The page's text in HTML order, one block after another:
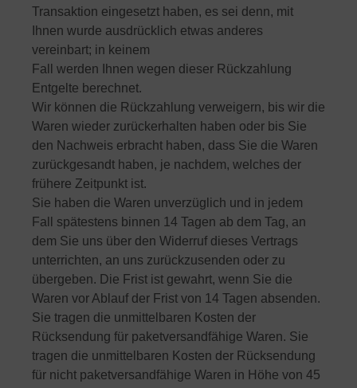
Transaktion eingesetzt haben, es sei denn, mit
Ihnen wurde ausdrücklich etwas anderes
vereinbart; in keinem
Fall werden Ihnen wegen dieser Rückzahlung
Entgelte berechnet.
Wir können die Rückzahlung verweigern, bis wir die
Waren wieder zurückerhalten haben oder bis Sie
den Nachweis erbracht haben, dass Sie die Waren
zurückgesandt haben, je nachdem, welches der
frühere Zeitpunkt ist.
Sie haben die Waren unverzüglich und in jedem
Fall spätestens binnen 14 Tagen ab dem Tag, an
dem Sie uns über den Widerruf dieses Vertrags
unterrichten, an uns zurückzusenden oder zu
übergeben. Die Frist ist gewahrt, wenn Sie die
Waren vor Ablauf der Frist von 14 Tagen absenden.
Sie tragen die unmittelbaren Kosten der
Rücksendung für paketversandfähige Waren. Sie
tragen die unmittelbaren Kosten der Rücksendung
für nicht paketversandfähige Waren in Höhe von 45